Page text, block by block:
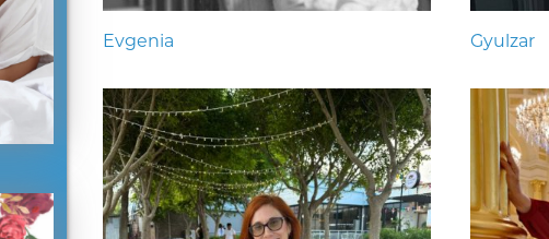
Evgenia Gyulzar